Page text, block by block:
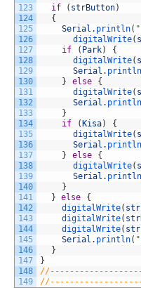
123
124
125
126
127
128
129
130
131
132
133
134
135
136
137
138
139
140
141
142
143
144
145
146
147
148
149
if ( strButton)
{
Serial . println(
digitalWrite(
if
( Park)
{
digitalWrite(
Serial . println
}
else
{
digitalWrite(
Serial . println
}
if
( Kisa)
{
digitalWrite(
Serial . println
}
else
{
digitalWrite(
Serial . println
}
}
else
{
digitalWrite(
digitalWrite(
digitalWrite(
Serial . println(
}
}